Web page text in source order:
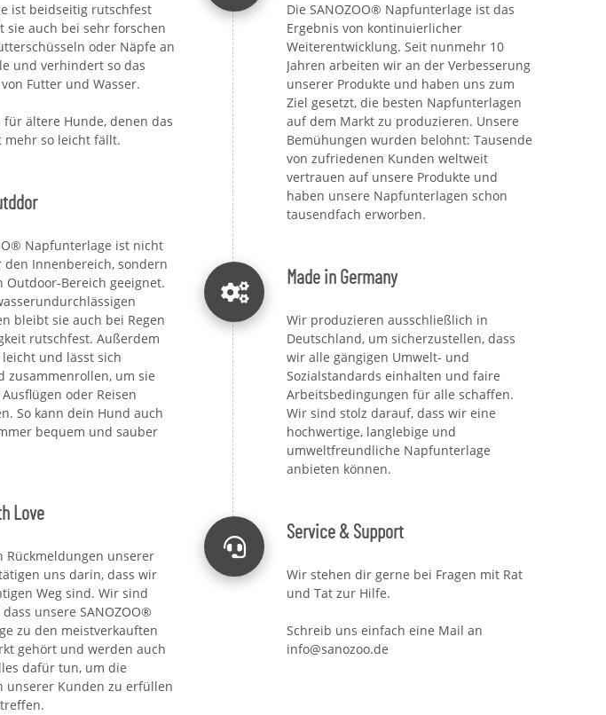
ist beidseitig rutschfest
sie auch bei sehr forschen
oder Näpfe an
und verhindert so das
Futter und Wasser.
für ältere Hunde, denen das
mehr so leicht fällt.
Napfunterlage ist nicht
Innenbereich, sondern
Outdoor-Bereich geeignet.
bleibt sie auch bei Regen
rutschfest. Außerdem
und lässt sich
zusammenrollen, um sie
oder Reisen
So kann dein Hund auch
bequem und sauber
Love
Rückmeldungen unserer
uns darin, dass wir
Weg sind. Wir sind
unsere SANOZOO®
zu den meistverkauften
gehört und werden auch
dafür tun, um die
unserer Kunden zu erfüllen
Die SANOZOO® Napfunterlage ist das
Ergebnis von kontinuierlicher
Weiterentwicklung. Seit nunmehr 10
Jahren arbeiten wir an der Verbesserung
unserer Produkte und haben uns zum
Ziel gesetzt, die besten Napfunterlagen
auf dem Markt zu produzieren. Unsere
Bemühungen wurden belohnt: Tausende
von zufriedenen Kunden weltweit
vertrauen auf unsere Produkte und
haben unsere Napfunterlagen schon
tausendfach erworben.
Made in Germany
Wir produzieren ausschließlich in
Deutschland, um sicherzustellen, dass
wir alle gängigen Umwelt- und
Sozialstandards einhalten und faire
Arbeitsbedingungen für alle schaffen.
Wir sind stolz darauf, dass wir eine
hochwertige, langlebige und
umweltfreundliche Napfunterlage
anbieten können.
Service & Support
Wir stehen dir gerne bei Fragen mit Rat
und Tat zur Hilfe.
Schreib uns einfach eine Mail an
info@sanozoo.de